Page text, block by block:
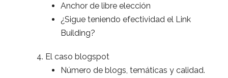
Anchor de libre elección
¿Sigue teniendo efectividad el Link
Building?
El caso blogspot
Número de blogs, temáticas y calidad.